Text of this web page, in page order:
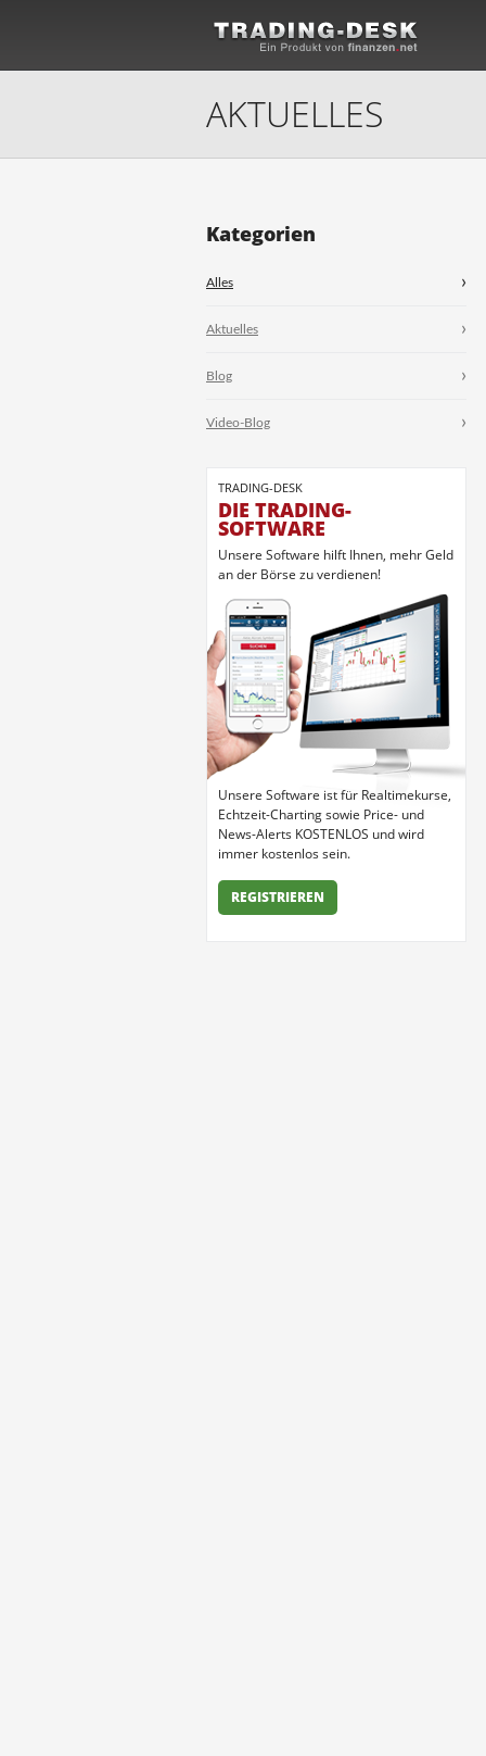
AKTUELLES
Kategorien
Alles
Aktuelles
Blog
Video-Blog
TRADING-DESK
DIE TRADING-
SOFTWARE
Unsere Software hilft Ihnen, mehr Geld
an der Börse zu verdienen!
Unsere Software ist für Realtimekurse,
Echtzeit-Charting sowie Price- und
News-Alerts KOSTENLOS und wird
immer kostenlos sein.
REGISTRIEREN